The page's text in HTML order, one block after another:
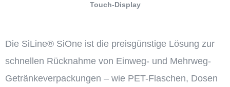
Touch-Display
Die SiLine® SiOne ist die preisgünstige Lösung zur
schnellen Rücknahme von Einweg- und Mehrweg-
Getränkeverpackungen – wie PET-Flaschen, Dosen